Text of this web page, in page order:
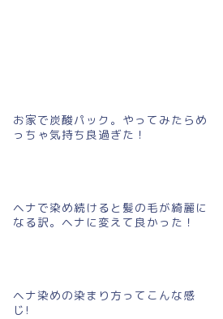
お家で炭酸パック。やってみたらめ
っちゃ気持ち良過ぎた！
ヘナで染め続けると髪の毛が綺麗に
なる訳。ヘナに変えて良かった！
ヘナ染めの染まり方ってこんな感
じ!